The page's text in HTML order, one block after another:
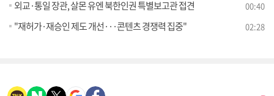
외교·통일 장관, 살몬 유엔 북한인권 특별보고관 접견 00:40
"재허가·재승인 제도 개선···콘텐츠 경쟁력 집중" 02:28